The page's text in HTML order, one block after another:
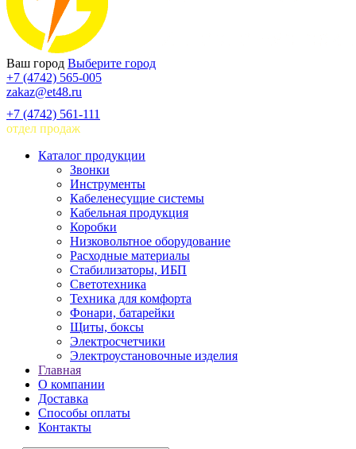
Ваш город Выберите город
+7 (4742) 565-005
zakaz@et48.ru
+7 (4742) 561-111
отдел продаж
Каталог продукции
Звонки
Инструменты
Кабеленесущие системы
Кабельная продукция
Коробки
Низковольтное оборудование
Расходные материалы
Стабилизаторы, ИБП
Светотехника
Техника для комфорта
Фонари, батарейки
Щиты, боксы
Электросчетчики
Электроустановочные изделия
Главная
О компании
Доставка
Способы оплаты
Контакты